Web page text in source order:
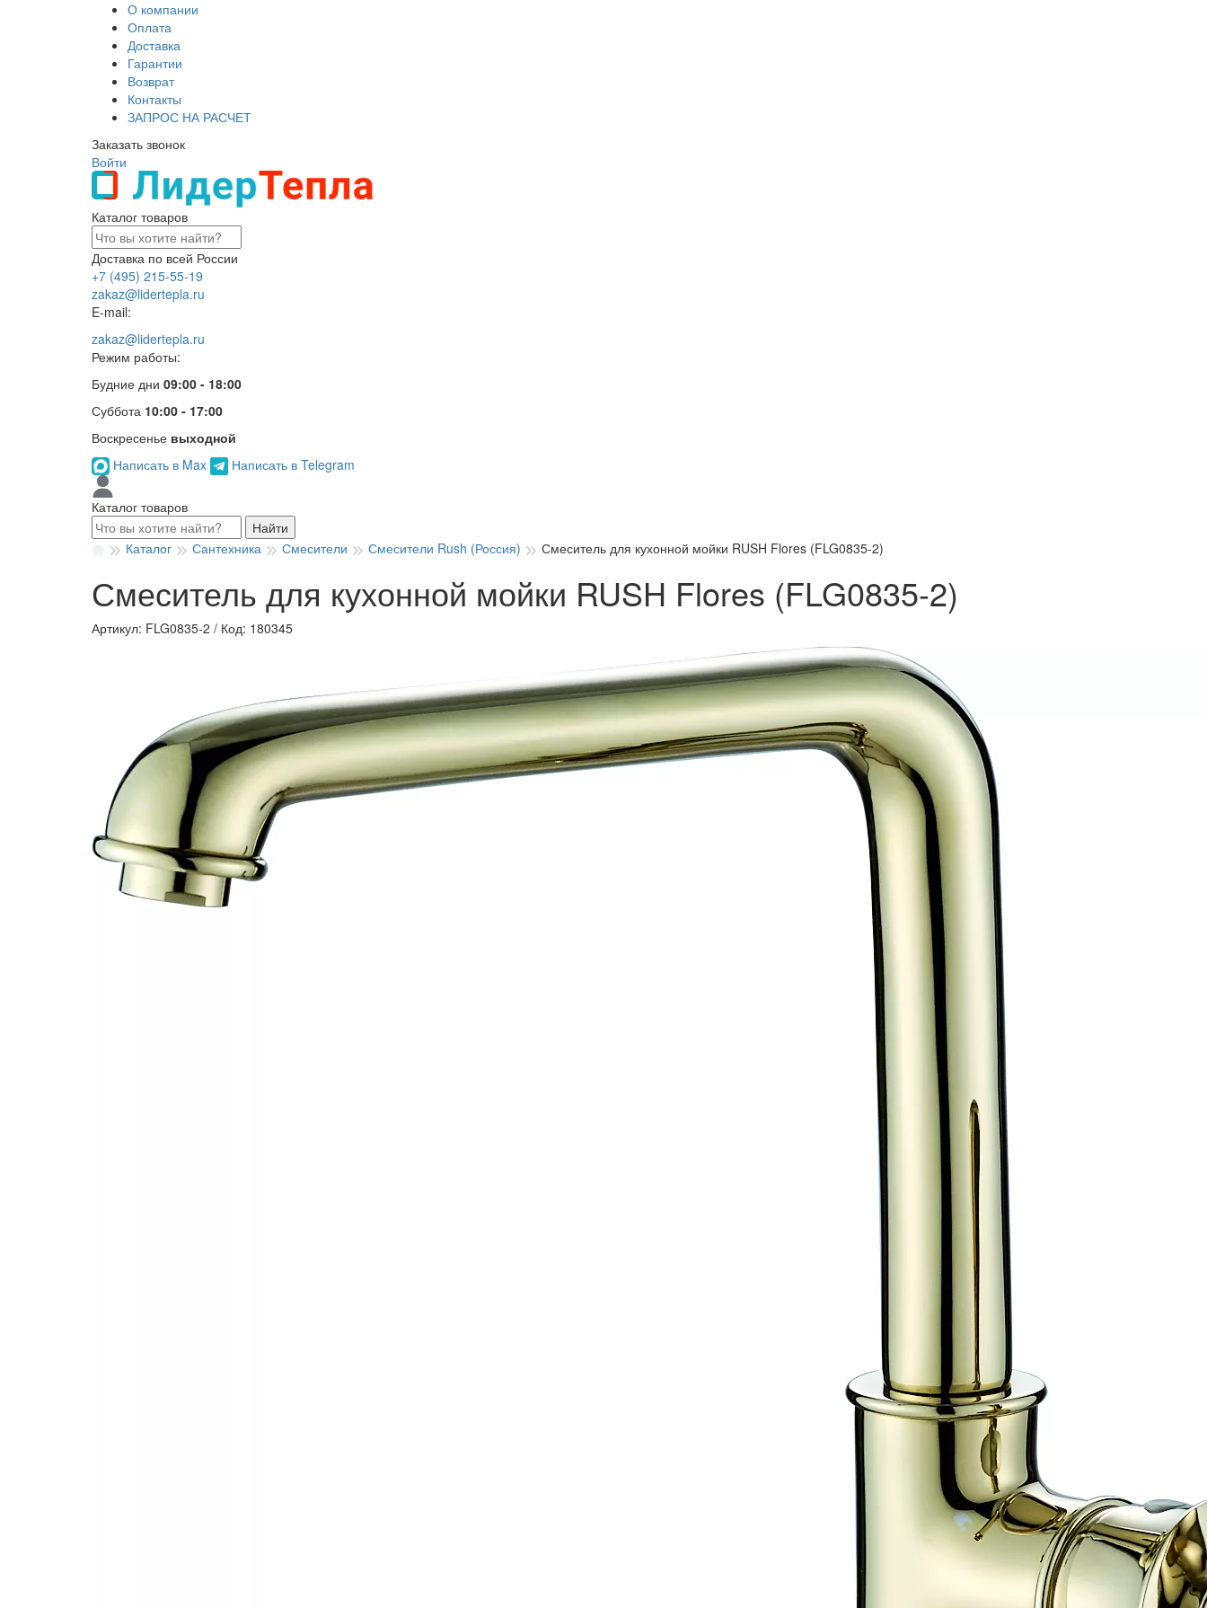
О компании
Оплата
Доставка
Гарантии
Возврат
Контакты
ЗАПРОС НА РАСЧЕТ
Заказать звонок
Войти
Каталог товаров
Доставка по всей России
+7 (495) 215-55-19
zakaz@lidertepla.ru
E-mail:
zakaz@lidertepla.ru
Режим работы:
Будние дни 09:00 - 18:00
Суббота 10:00 - 17:00
Воскресенье выходной
Написать в Max
Написать в Telegram
Каталог товаров
Найти
Каталог
Сантехника Смесители Смесители Rush (Россия) Смеситель для кухонной мойки RUSH Flores (FLG0835-2)
Смеситель для кухонной мойки RUSH Flores (FLG0835-2)
Артикул: FLG0835-2 / Код: 180345